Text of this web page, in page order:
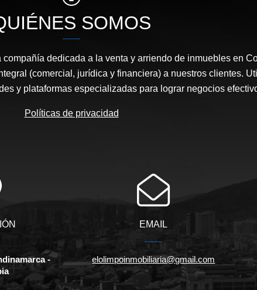
SOMOS
compañía dedicada a la venta y arriendo de inmuebles en
(comercial, jurídica y financiera) a nuestros clientes.
y plataformas especializadas para lograr negocios
Políticas de privacidad
-
EMAIL
elolimpoinmobiliaria@gmail.com